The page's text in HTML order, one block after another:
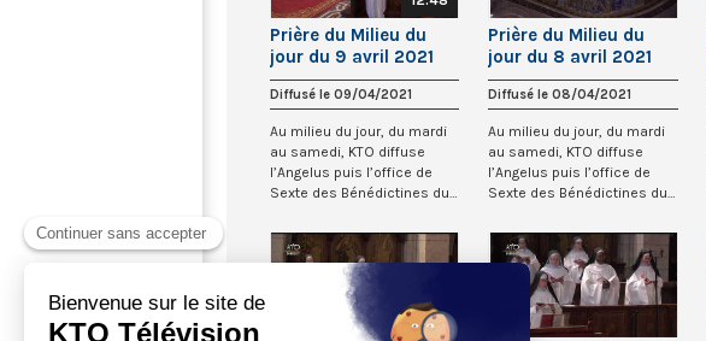
Prière du Milieu du
jour du 9 avril 2021
des Bénédictines du
Sacré-Coeur de
Montmartre
Diffusé le 09/04/2021
Au milieu du jour, du mardi
au samedi, KTO diffuse
l’Angelus puis l’office de
Sexte des Bénédictines du
Prière du Milieu du
jour du 8 avril 2021
des Bénédictines du
Sacré-Coeur de
Montmartre
Diffusé le 08/04/2021
Au milieu du jour, du mardi
au samedi, KTO diffuse
l’Angelus puis l’office de
Sexte des Bénédictines du